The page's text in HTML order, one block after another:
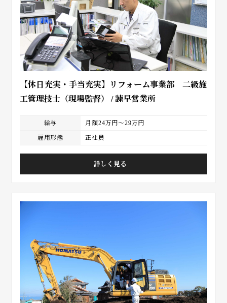
【休日充実・手当充実】リフォーム事業部 二級施
工管理技士（現場監督） / 諫早営業所
給与 月額24万円～29万円
雇用形態 正社員
詳しく見る